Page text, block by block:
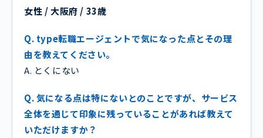
女性 / 大阪府 / 33歳
Q. type転職エージェントで気になった点とその理
由を教えてください。
A. とくにない
Q. 気になる点は特にないとのことですが、サービス
全体を通じて印象に残っていることがあれば教えて
いただけますか？